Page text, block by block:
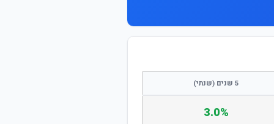
5 שנים (שנתי)
3.0%